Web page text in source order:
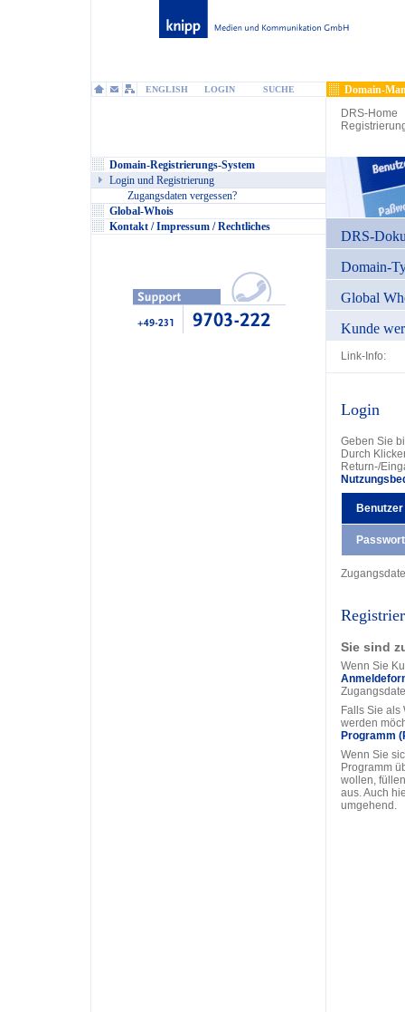
ENGLISH LOGIN SUCHE
Domain-
DRS-Home
Domain-Registrierungs-System
Login und Registrierung
Zugangsdaten vergessen?
Global-Whois
Kontakt / Impressum / Rechtliches
DRS-
Domain-
Global
Kunde
Link-Info:
Login
Geben Sie
Durch
Return-/
Benutzer
Passwort
Sie sind
Wenn Sie
Falls Sie als
werden
Programm
Wenn Sie
Programm
wollen,
aus. Auch
umgehend.